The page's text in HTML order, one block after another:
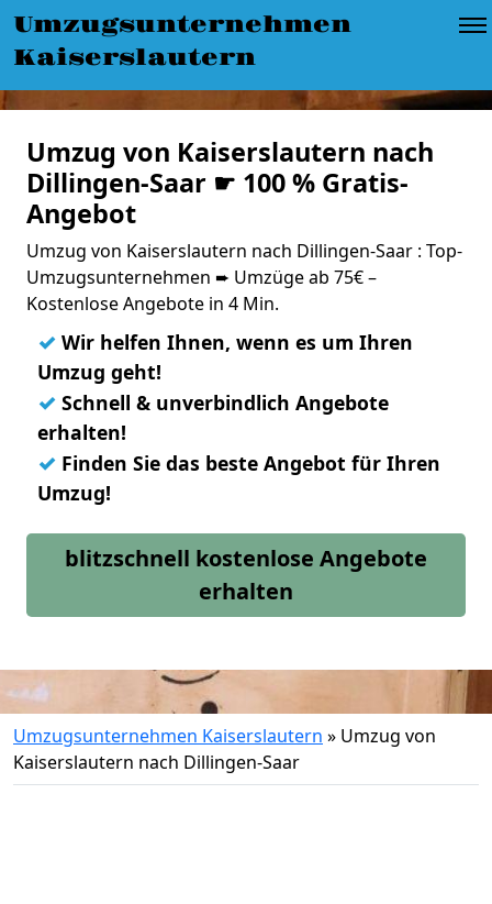
Umzugsunternehmen
Kaiserslautern
Umzug von Kaiserslautern nach
Dillingen-Saar ☛ 100 % Gratis-
Angebot
Umzug von Kaiserslautern nach Dillingen-Saar : Top-
Umzugsunternehmen ➨ Umzüge ab 75€ –
Kostenlose Angebote in 4 Min.
✓ Wir helfen Ihnen, wenn es um Ihren
Umzug geht!
✓ Schnell & unverbindlich Angebote
erhalten!
✓ Finden Sie das beste Angebot für Ihren
Umzug!
blitzschnell kostenlose Angebote
erhalten
Umzugsunternehmen Kaiserslautern » Umzug von
Kaiserslautern nach Dillingen-Saar